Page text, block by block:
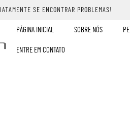
SE ENCONTRAR PROBLEMAS!
PÁGINA INICIAL SOBRE NÓS
ENTRE EM CONTATO